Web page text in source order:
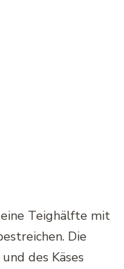
Teighälfte mit
Die
des Käses